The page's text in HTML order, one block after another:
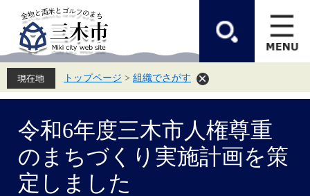
先
頭
す。
を
飛
し
トップページ > 組織でさがす
令和6年度三木市人権尊重
のまちづくり実施計画を策
定しました